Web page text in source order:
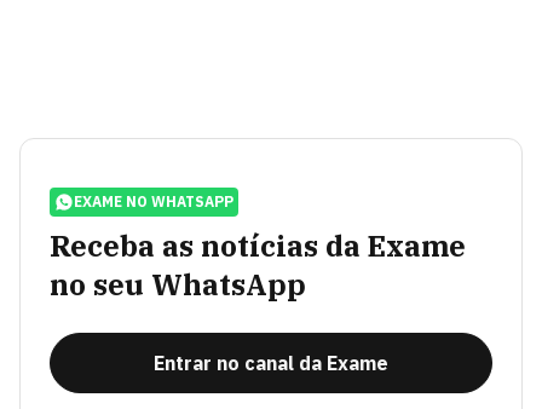
EXAME NO WHATSAPP
Receba as notícias da Exame
no seu WhatsApp
Entrar no canal da Exame